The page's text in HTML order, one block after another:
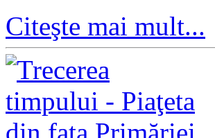
Citeşte mai mult...